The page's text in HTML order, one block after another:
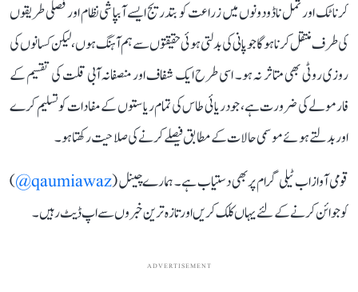
کرناٹک اور تمل ناڈو دونوں میں زراعت کو بتدریج ایسے آبپاشی نظام اور فصلی طریقوں
کی طرف منتقل کرنا ہوگا جو پانی کی بدلتی ہوئی حقیقتوں سے ہم آہنگ ہوں، لیکن کسانوں کی
روزی روٹی بھی متاثر نہ ہو۔ اسی طرح ایک شفاف اور منصفانہ آبی قلت کی تقسیم کے
فارمولے کی ضرورت ہے، جو دریائی طاس کی تمام ریاستوں کے مفادات کو تسلیم کرے
اور بدلتے ہوئے موسمی حالات کے مطابق فیصلے کرنے کی صلاحیت رکھتا ہو۔
قومی آواز اب ٹیلی گرام پر بھی دستیاب ہے۔ ہمارے چینل (qaumiawaz@
)
کو جوائن کرنے کے لئے یہاں کلک کریں اور تازہ ترین خبروں سے اپ ڈیٹ رہیں۔
ADVERTISEMENT